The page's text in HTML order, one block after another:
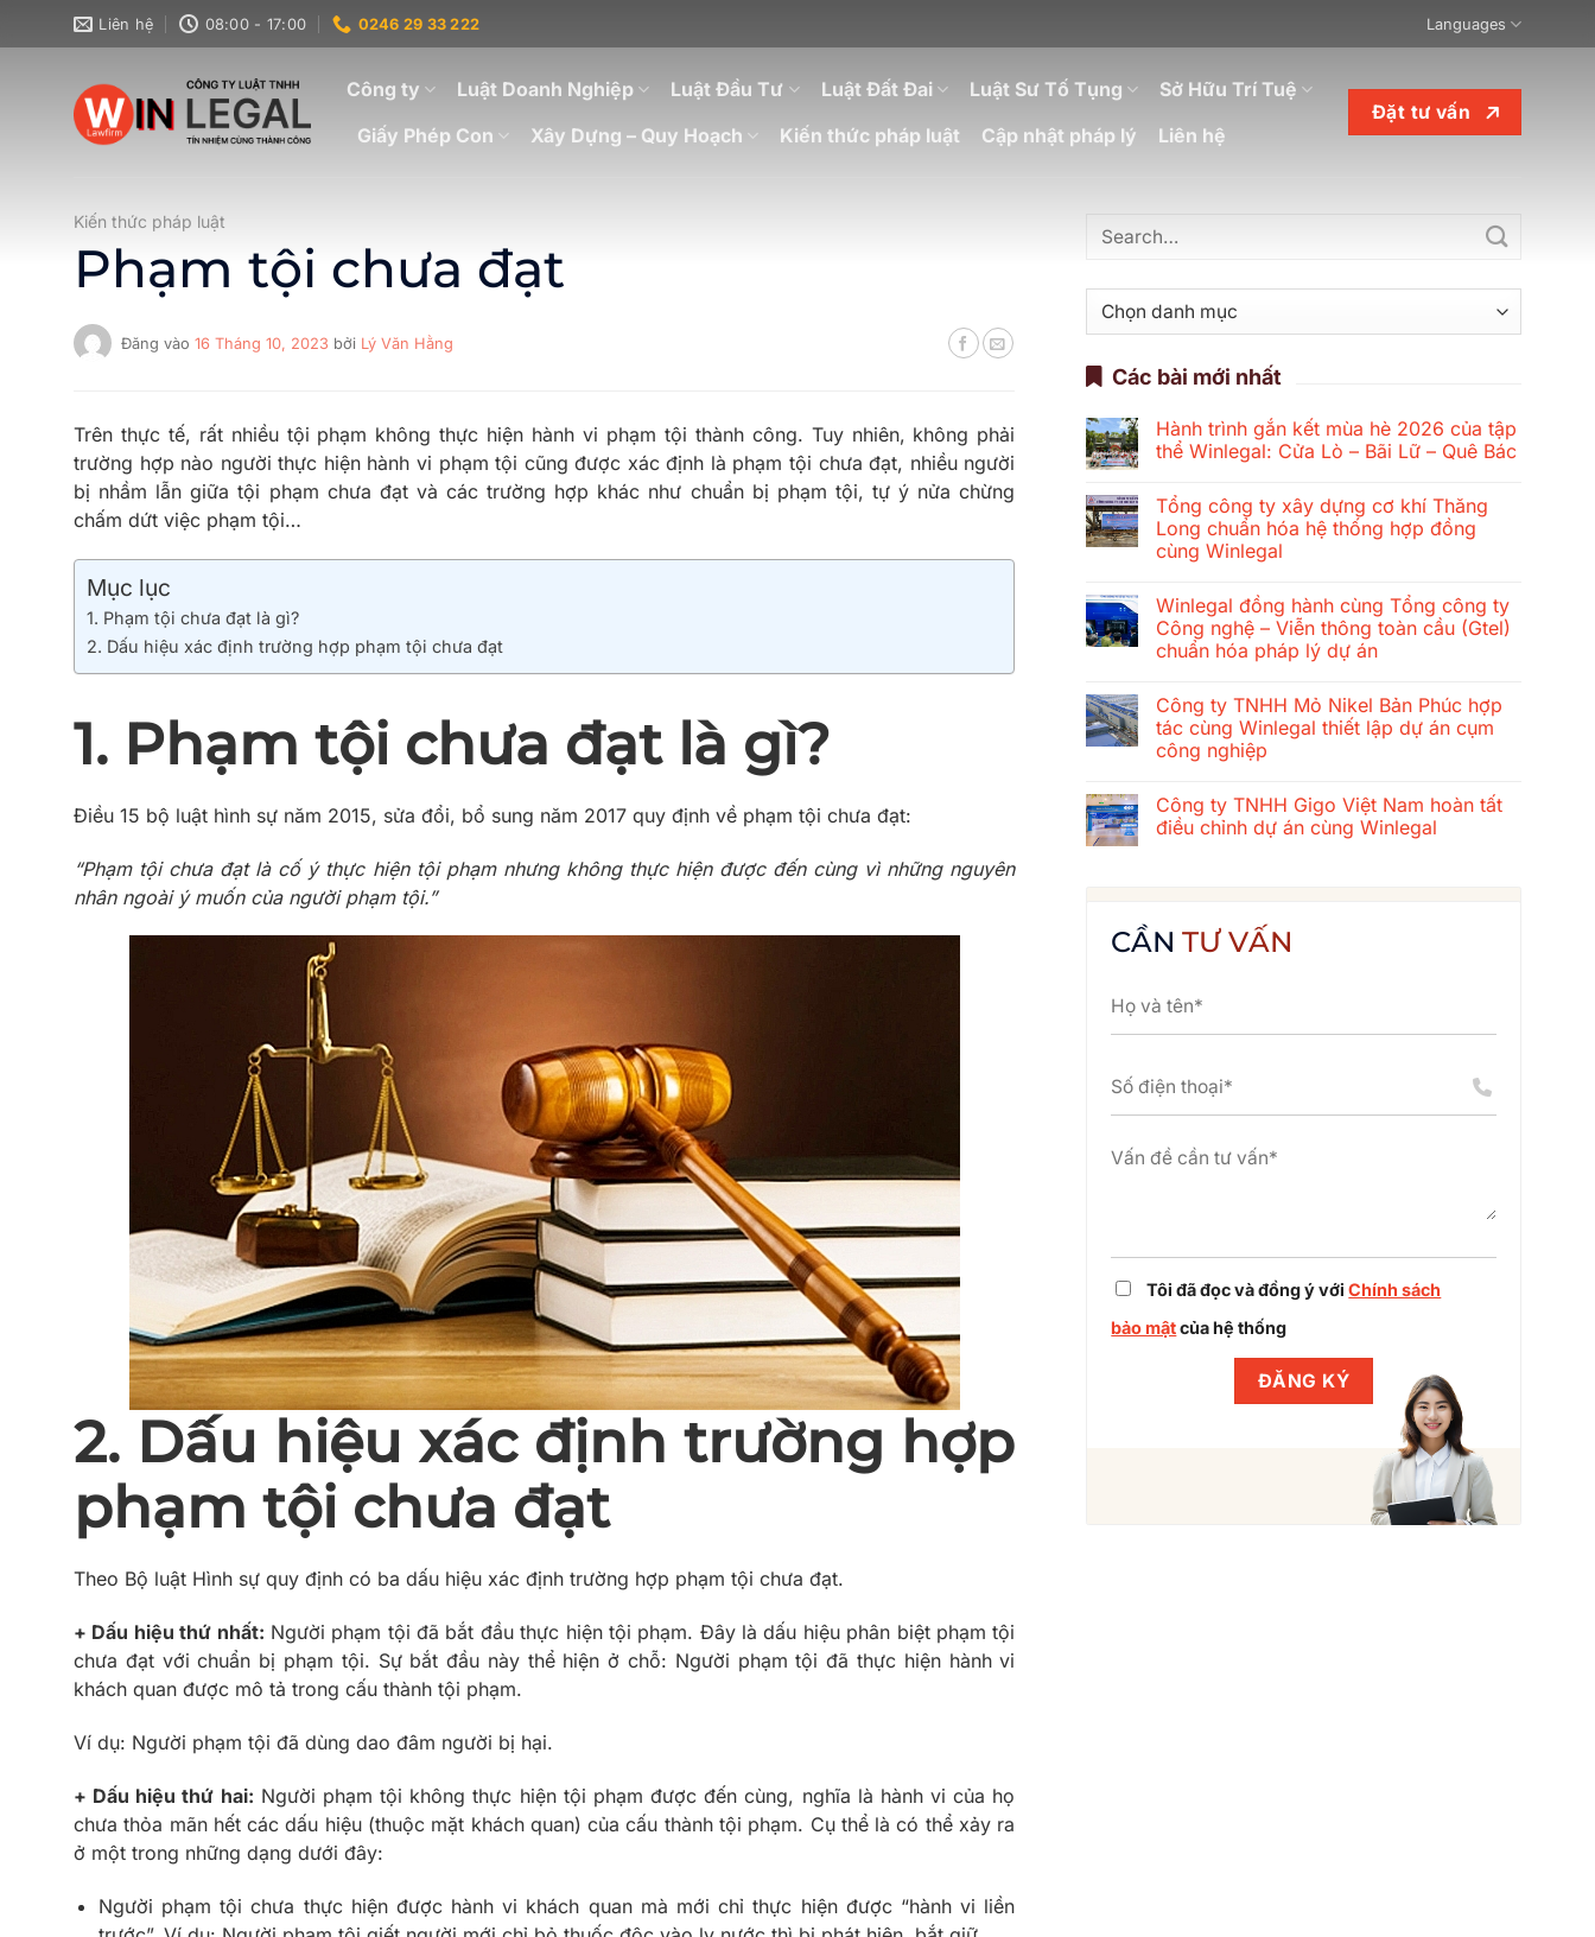
qua
Liên hệ 08:00 - 17:00 0246 29 33 222 Languages
Công ty Luật Doanh Nghiệp Luật Đầu Tư Luật Đất Đai Luật Sư Tố Tụng
Sở Hữu Trí Tuệ
Giấy Phép Con
Xây Dựng – Quy Hoạch Kiến thức pháp luật Cập nhật pháp lý Liên hệ
Đặt tư vấn
Kiến thức pháp luật
Phạm tội chưa đạt
Đăng vào 16 Tháng 10, 2023 bởi Lý Văn Hằng
Trên thực tế, rất nhiều tội phạm không thực hiện hành vi phạm tội thành công. Tuy nhiên, không phải
trường hợp nào người thực hiện hành vi phạm tội cũng được xác định là phạm tội chưa đạt, nhiều người
bị nhầm lẫn giữa tội phạm chưa đạt và các trường hợp khác như chuẩn bị phạm tội, tự ý nửa chừng
chấm dứt việc phạm tội…
Mục lục
1. Phạm tội chưa đạt là gì?
2. Dấu hiệu xác định trường hợp phạm tội chưa đạt
1. Phạm tội chưa đạt là gì?
Điều 15 bộ luật hình sự năm 2015, sửa đổi, bổ sung năm 2017 quy định về phạm tội chưa đạt:
“Phạm tội chưa đạt là cố ý thực hiện tội phạm nhưng không thực hiện được đến cùng vì những nguyên
nhân ngoài ý muốn của người phạm tội.”
2. Dấu hiệu xác định trường hợp
phạm tội chưa đạt
Theo Bộ luật Hình sự quy định có ba dấu hiệu xác định trường hợp phạm tội chưa đạt.
+ Dấu hiệu thứ nhất: Người phạm tội đã bắt đầu thực hiện tội phạm. Đây là dấu hiệu phân biệt phạm tội
chưa đạt với chuẩn bị phạm tội. Sự bắt đầu này thể hiện ở chỗ: Người phạm tội đã thực hiện hành vi
khách quan được mô tả trong cấu thành tội phạm.
Ví dụ: Người phạm tội đã dùng dao đâm người bị hại.
+ Dấu hiệu thứ hai: Người phạm tội không thực hiện tội phạm được đến cùng, nghĩa là hành vi của họ
chưa thỏa mãn hết các dấu hiệu (thuộc mặt khách quan) của cấu thành tội phạm. Cụ thể là có thể xảy ra
ở một trong những dạng dưới đây:
Người phạm tội chưa thực hiện được hành vi khách quan mà mới chỉ thực hiện được “hành vi liền
Danh
mục
Các bài mới nhất
Hành trình gắn kết mùa hè 2026 của tập
thể Winlegal: Cửa Lò – Bãi Lữ – Quê Bác
bình
luận
ở
Hành
kết
mùa
hè
2026
của
Winlegal:
Cửa
Lò
–
–
Quê
Bác
Tổng công ty xây dựng cơ khí Thăng
Long chuẩn hóa hệ thống hợp đồng
cùng Winlegal
bình
luận
ở
Tổng
xây
dựng
cơ
khí
Thăng
hóa
hệ
thống
Winlegal đồng hành cùng Tổng công ty
Công nghệ – Viễn thông toàn cầu (Gtel)
chuẩn hóa pháp lý dự án
bình
luận
ở
Winlegal
cùng
Tổng
công
toàn
cầu
hóa
pháp
Công ty TNHH Mỏ Nikel Bản Phúc hợp
tác cùng Winlegal thiết lập dự án cụm
công nghiệp
bình
luận
ở
Bản
Phúc
Winlegal
lập
cụm
công
nghiệp
Công ty TNHH Gigo Việt Nam hoàn tất
điều chỉnh dự án cùng Winlegal
Công
ty
Nam
tất
dự
án
cùng
CẦNTƯ VẤN
Tôi đã đọc và đồng ý vớiChính sách
bảo mậtcủa hệ thống